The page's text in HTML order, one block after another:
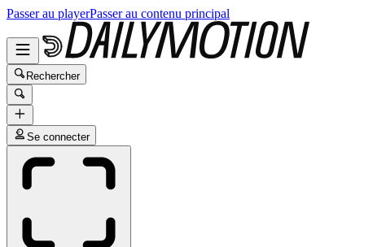
Passer au playerPasser au contenu principal
Rechercher
Se connecter